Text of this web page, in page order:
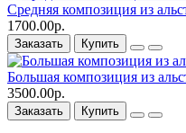
Средняя композиция из
1700.00р.
Заказать Купить
Большая композиция из
3500.00р.
Заказать Купить